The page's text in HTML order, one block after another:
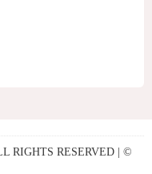
RIGHTS RESERVED | ©